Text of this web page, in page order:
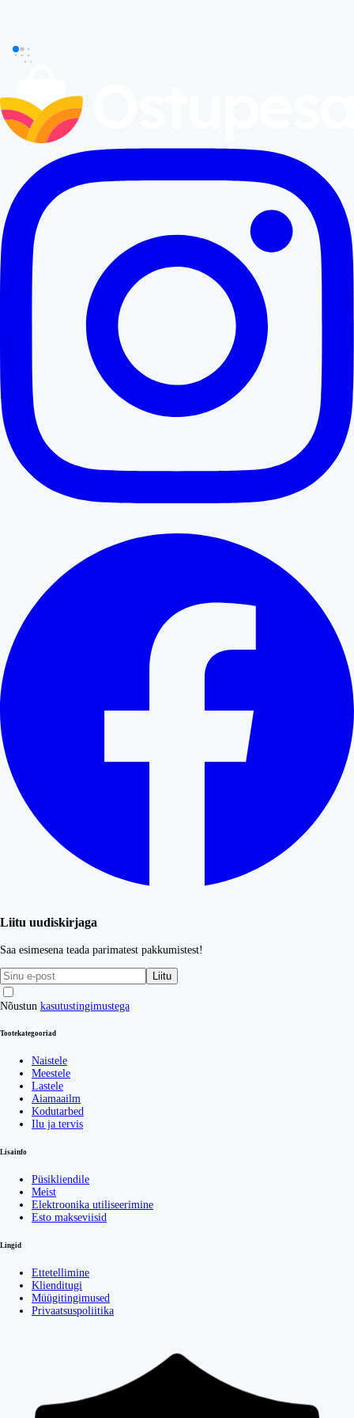
Liitu uudiskirjaga
Saa esimesena teada parimatest pakkumistest!
Liitu
Nõustun kasutustingimustega
Tootekategooriad
Naistele
Meestele
Lastele
Aiamaailm
Kodutarbed
Ilu ja tervis
Lisainfo
Püsikliendile
Meist
Elektroonika utiliseerimine
Esto makseviisid
Lingid
Ettetellimine
Klienditugi
Müügitingimused
Privaatsuspoliitika